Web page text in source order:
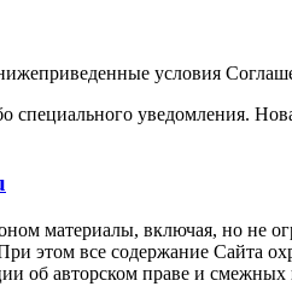
нижеприведенные условия
уведомления.
материалы, включая, но не
все содержание Сайта
об авторском праве и смежных